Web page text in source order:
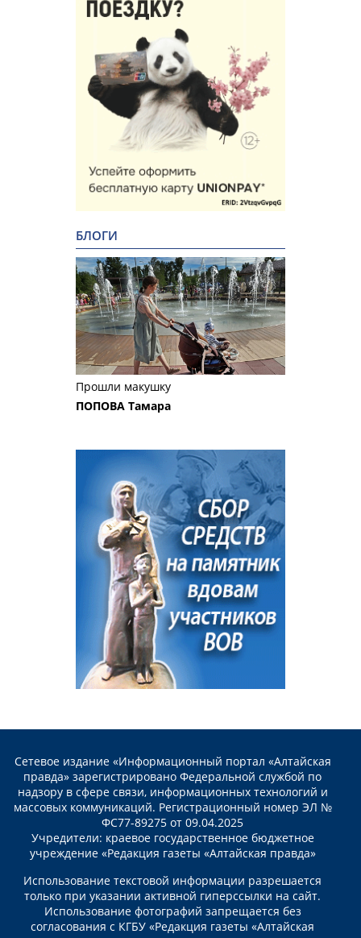
БЛОГИ
Прошли макушку
ПОПОВА Тамара
Сетевое издание «Информационный портал «Алтайская
правда» зарегистрировано Федеральной службой по
надзору в сфере связи, информационных технологий и
массовых коммуникаций. Регистрационный номер ЭЛ №
ФС77-89275 от 09.04.2025
Учредители: краевое государственное бюджетное
учреждение «Редакция газеты «Алтайская правда»
Использование текстовой информации разрешается
только при указании активной гиперссылки на сайт.
Использование фотографий запрещается без
согласования с КГБУ «Редакция газеты «Алтайская